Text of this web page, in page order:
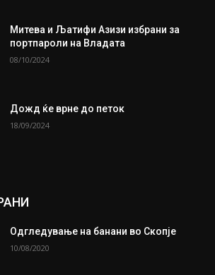
Митева и Љатифи Азизи избрани за
портпароли на Владата
08/10/2024
Дожд ќе врне до петок
18/09/2024
Одгледување на банани во Скопје
10/08/2020